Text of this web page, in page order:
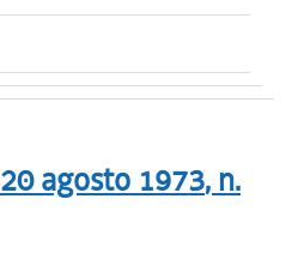
20 agosto 1973, n.